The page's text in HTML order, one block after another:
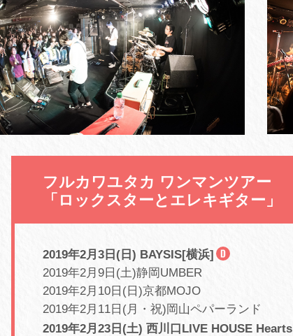
フルカワユタカ ワンマンツアー
「ロックスターとエレキギター」
2019年2月3日(日) BAYSIS[横浜]
2019年2月9日(土)静岡UMBER
2019年2月10日(日)京都MOJO
2019年2月11日(月・祝)岡山ペパーランド
2019年2月23日(土) 西川口LIVE HOUSE Hearts